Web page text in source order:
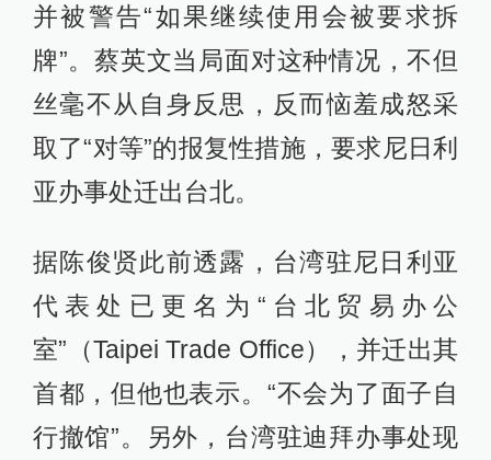
并被警告“如果继续使用会被要求拆
牌”。蔡英文当局面对这种情况，不但
丝毫不从自身反思，反而恼羞成怒采
取了“对等”的报复性措施，要求尼日利
亚办事处迁出台北。
据陈俊贤此前透露，台湾驻尼日利亚
代表处已更名为“台北贸易办公
室”（Taipei Trade Office），并迁出其
首都，但他也表示。“不会为了面子自
行撤馆”。另外，台湾驻迪拜办事处现